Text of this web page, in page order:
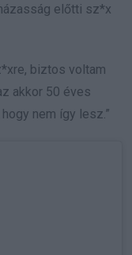
előtti sz*x
biztos voltam
akkor 50 éves
nem így lesz.”